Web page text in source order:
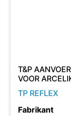
T&P
VOOR
TP REFLEX
Fabrikant